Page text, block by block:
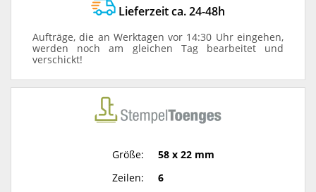
Lieferzeit ca. 24-48h
Aufträge, die an Werktagen vor 14:30 Uhr eingehen,
werden noch am gleichen Tag bearbeitet und
verschickt!
Größe:
58 x 22 mm
Zeilen:
6